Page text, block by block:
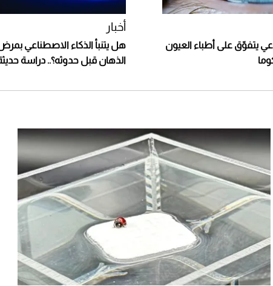
يتفوّق على أطباء العيون
أخبار
هل يتنبأ الذكاء الاصطناعي
الذهان قبل حدوثه؟.. دراسة